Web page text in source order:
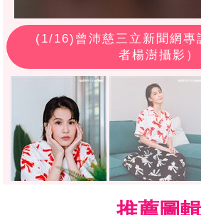
(1/16)曾沛慈三立新聞網專
者楊澍攝影）
推薦圖輯